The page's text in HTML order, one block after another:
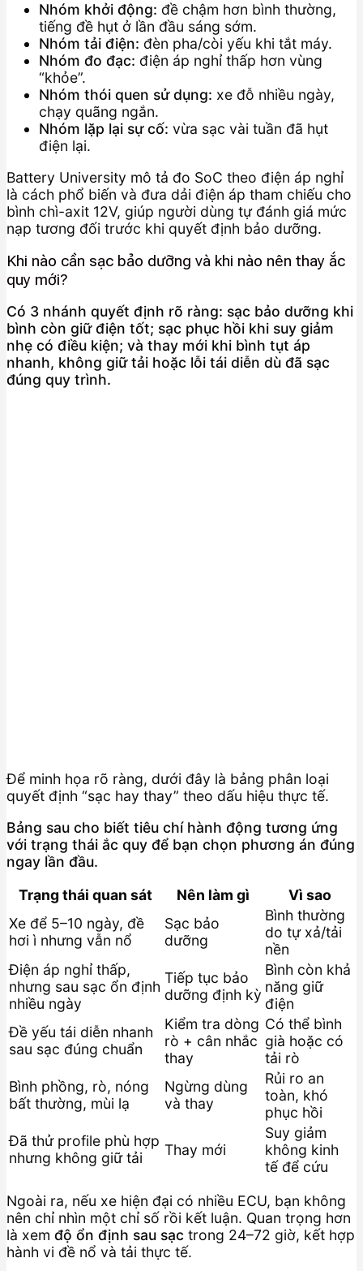
Nhóm khởi động: đề chậm hơn bình thường,
tiếng đề hụt ở lần đầu sáng sớm.
Nhóm tải điện: đèn pha/còi yếu khi tắt máy.
Nhóm đo đạc: điện áp nghỉ thấp hơn vùng
“khỏe”.
Nhóm thói quen sử dụng: xe đỗ nhiều ngày,
chạy quãng ngắn.
Nhóm lặp lại sự cố: vừa sạc vài tuần đã hụt
điện lại.
Battery University mô tả đo SoC theo điện áp nghỉ
là cách phổ biến và đưa dải điện áp tham chiếu cho
bình chì-axit 12V, giúp người dùng tự đánh giá mức
nạp tương đối trước khi quyết định bảo dưỡng.
Khi nào cần sạc bảo dưỡng và khi nào nên thay ắc
quy mới?
Có 3 nhánh quyết định rõ ràng: sạc bảo dưỡng khi
bình còn giữ điện tốt; sạc phục hồi khi suy giảm
nhẹ có điều kiện; và thay mới khi bình tụt áp
nhanh, không giữ tải hoặc lỗi tái diễn dù đã sạc
đúng quy trình.
Để minh họa rõ ràng, dưới đây là bảng phân loại
quyết định “sạc hay thay” theo dấu hiệu thực tế.
Bảng sau cho biết tiêu chí hành động tương ứng
với trạng thái ắc quy để bạn chọn phương án đúng
ngay lần đầu.
Trạng thái quan sát
Nên làm gì
Vì sao
Xe để 5–10 ngày, đề
hơi ì nhưng vẫn nổ
Sạc bảo
dưỡng
Bình thường
do tự xả/tải
nền
Điện áp nghỉ thấp,
nhưng sau sạc ổn định
nhiều ngày
Tiếp tục bảo
dưỡng định kỳ
Bình còn khả
năng giữ
điện
Đề yếu tái diễn nhanh
sau sạc đúng chuẩn
Kiểm tra dòng
rò + cân nhắc
thay
Có thể bình
già hoặc có
tải rò
Bình phồng, rò, nóng
bất thường, mùi lạ
Ngừng dùng
và thay
Rủi ro an
toàn, khó
phục hồi
Đã thử profile phù hợp
nhưng không giữ tải
Thay mới
Suy giảm
không kinh
tế để cứu
Ngoài ra, nếu xe hiện đại có nhiều ECU, bạn không
nên chỉ nhìn một chỉ số rồi kết luận. Quan trọng hơn
là xem độ ổn định sau sạc trong 24–72 giờ, kết hợp
hành vi đề nổ và tải thực tế.